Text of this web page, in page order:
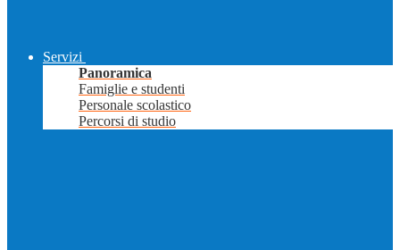
Servizi
Panoramica
Famiglie e studenti
Personale scolastico
Percorsi di studio